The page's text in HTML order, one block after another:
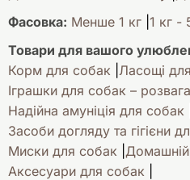
Фасовка: Менше 1 кг 1 кг -
Товари для вашого
Корм для собак Ласощі
Іграшки для собак –
Надійна амуніція для собак
Засоби догляду та гігієни
Миски для собак
Аксесуари для собак